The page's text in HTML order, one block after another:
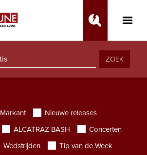
Toggle
ZOEK
Markant
Nieuwe releases
ALCATRAZ BASH
Concerten
Wedstrijden Tip van de Week